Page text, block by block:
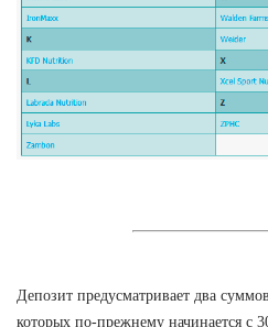
Депозит предусматривает два
которых по-прежнему начинается с